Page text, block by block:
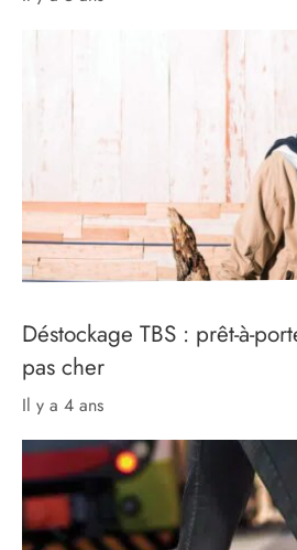
Déstockage TBS : prêt-à-
pas cher
il y a 4 ans